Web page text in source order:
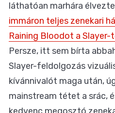
láthatóan marhára
immáron teljes zenekari
Raining Bloodot a
Persze, itt sem bírta
Slayer-feldolgozás
kívánnivalót maga után,
mainstream tétet a srác,